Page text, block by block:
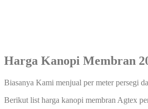
Harga Kanopi Membran
Biasanya Kami menjual per meter persegi
Berikut list harga kanopi membran Agtex